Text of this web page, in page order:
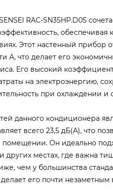
RAC-SN35HP.D05
Этот настенный прибор
A, что делает его
Его высокий
на электроэнергию,
при охлаждении
данного кондиционера
всего 23,5 дБ(А), что
Он идеально
других местах, где важна
чем у большинства
его почти